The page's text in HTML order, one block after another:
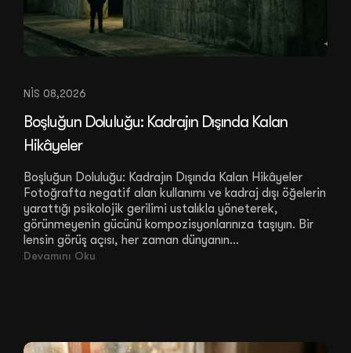
NIS 08,2026
Boşluğun Doluluğu: Kadrajın Dışında Kalan
Hikâyeler
Boşluğun Doluluğu: Kadrajın Dışında Kalan Hikâyeler
Fotoğrafta negatif alan kullanımı ve kadraj dışı öğelerin
yarattığı psikolojik gerilimi ustalıkla yöneterek,
görünmeyenin gücünü kompozisyonlarınıza taşıyın. Bir
lensin görüş açısı, her zaman dünyanın...
Devamını Oku